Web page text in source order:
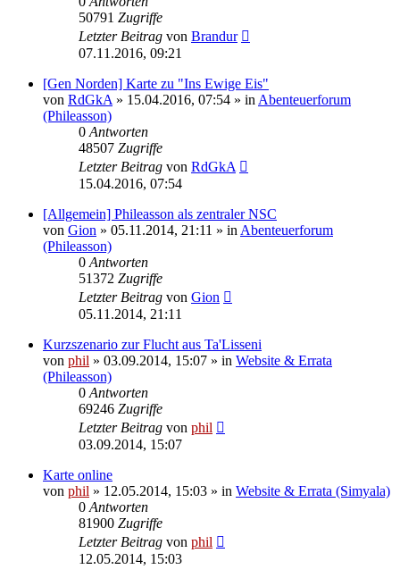
50791 Zugriffe
Letzter Beitrag von Brandur
07.11.2016, 09:21
[Gen Norden] Karte zu "Ins Ewige Eis"
von RdGkA » 15.04.2016, 07:54 » in Abenteuerforum
(Phileasson)
0 Antworten
48507 Zugriffe
Letzter Beitrag von RdGkA
15.04.2016, 07:54
[Allgemein] Phileasson als zentraler NSC
von Gion » 05.11.2014, 21:11 » in Abenteuerforum
(Phileasson)
0 Antworten
51372 Zugriffe
Letzter Beitrag von Gion
05.11.2014, 21:11
Kurzszenario zur Flucht aus Ta'Lisseni
von phil » 03.09.2014, 15:07 » in Website & Errata
(Phileasson)
0 Antworten
69246 Zugriffe
Letzter Beitrag von phil
03.09.2014, 15:07
Karte online
von phil » 12.05.2014, 15:03 » in Website & Errata (Simyala)
0 Antworten
81900 Zugriffe
Letzter Beitrag von phil
12.05.2014, 15:03